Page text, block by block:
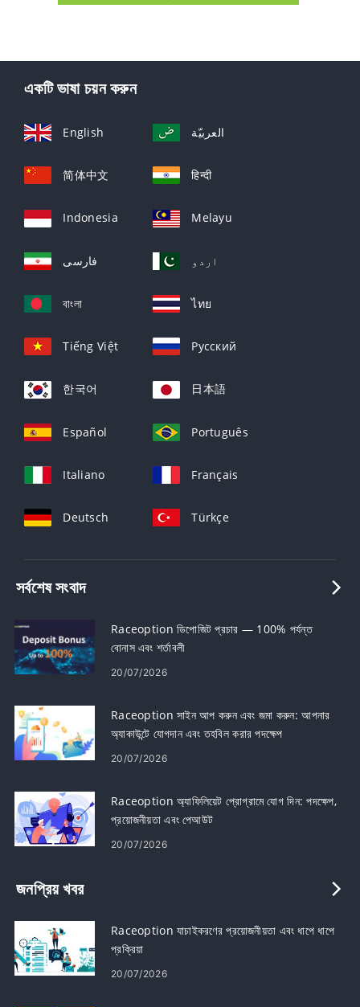
একটি ভাষা চয়ন করুন
English العربيّة
简体中文 हिन्दी
Indonesia Melayu
فارسی اردو
বাংলা ไทย
Tiếng Việt Русский
한국어 日本語
Español Português
Italiano Français
Deutsch Türkçe
সর্বশেষ সংবাদ
Raceoption ডিপোজিট প্রচার — 100% পর্যন্ত
বোনাস এবং শর্তাবলী
20/07/2026
Raceoption সাইন আপ করুন এবং জমা করুন: আপনার
অ্যাকাউন্টে যোগদান এবং তহবিল করার পদক্ষেপ
20/07/2026
Raceoption অ্যাফিলিয়েট প্রোগ্রামে যোগ দিন: পদক্ষেপ,
প্রয়োজনীয়তা এবং পেআউট
20/07/2026
জনপ্রিয় খবর
Raceoption যাচাইকরণের প্রয়োজনীয়তা এবং ধাপে ধাপে
প্রক্রিয়া
20/07/2026